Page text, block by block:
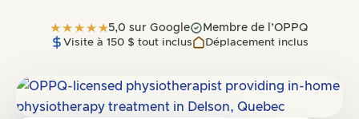
5,0 sur Google
Membre de l’OPPQ
Visite à 150 $ tout inclus
Déplacement inclus